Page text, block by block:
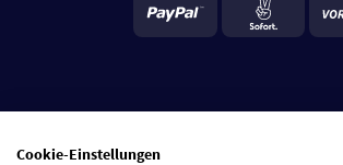
Cookie-Einstellungen